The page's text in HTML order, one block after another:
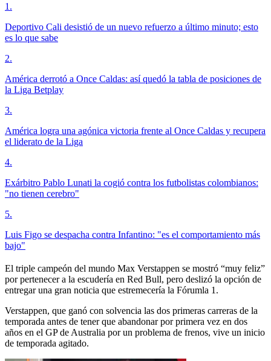
1 .
Deportivo Cali desistió de un nuevo refuerzo a último minuto; esto
es lo que sabe
2.
América derrotó a Once Caldas: así quedó la tabla de posiciones de
la Liga Betplay
3.
América logra una agónica victoria frente al Once Caldas y recupera
el liderato de la Liga
4.
Exárbitro Pablo Lunati la cogió contra los futbolistas colombianos:
"no tienen cerebro"
5.
Luis Figo se despacha contra Infantino: "es el comportamiento más
bajo"
El triple campeón del mundo Max Verstappen se mostró “muy feliz”
por pertenecer a la escudería en Red Bull, pero deslizó la opción de
entregar una gran noticia que estremecería la Fórumla 1.
Verstappen, que ganó con solvencia las dos primeras carreras de la
temporada antes de tener que abandonar por primera vez en dos
años en el GP de Australia por un problema de frenos, vive un inicio
de temporada agitado.